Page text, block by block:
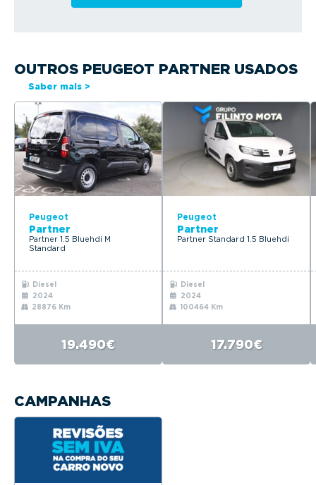
OUTROS PEUGEOT PARTNER USADOS
Saber mais >
Peugeot
Partner
Partner 1.5 Bluehdi M
Standard
Diesel
2024
28876 Km
19.490€
Peugeot
Partner
Partner Standard 1.5 Bluehdi
Diesel
2024
100464 Km
17.790€
CAMPANHAS